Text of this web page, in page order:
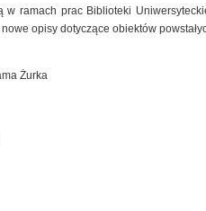
ramach prac Biblioteki
opisy dotyczące obiektów
Żurka